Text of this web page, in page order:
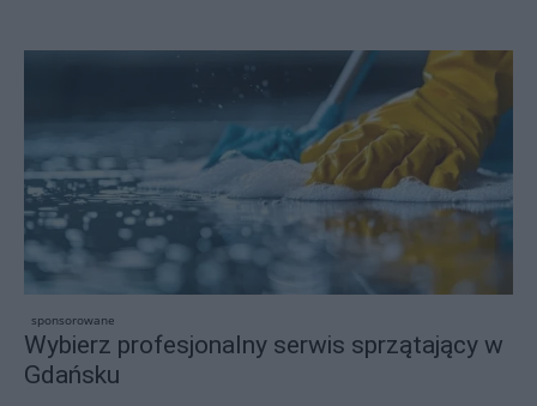
sponsorowane
Wybierz profesjonalny serwis sprzątający w
Gdańsku